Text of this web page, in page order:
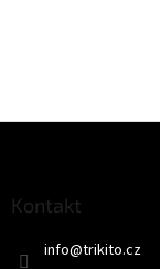
Kontakt
info@trikito.cz